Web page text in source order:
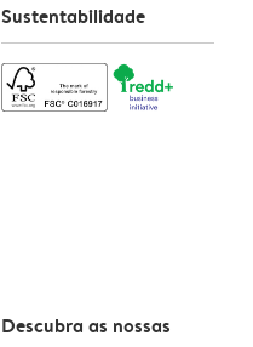
Sustentabilidade
Descubra as nossas